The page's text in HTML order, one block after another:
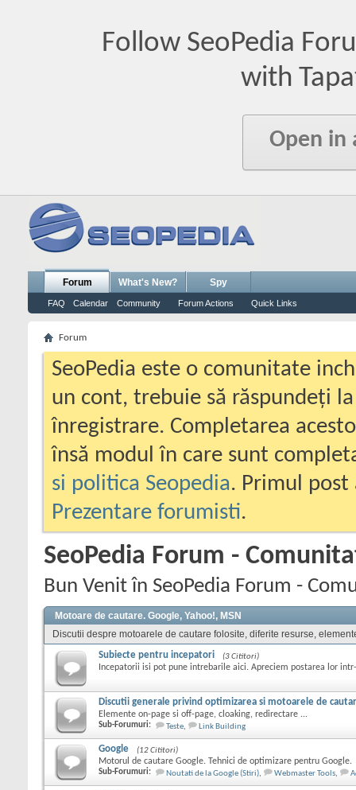
Follow SeoPedia
with
Open in
Forum
FAQ Calendar Community Forum Actions Quick Links
What's New? Spy
Forum
SeoPedia este o comunitate
un cont, trebuie să răspundeți
înregistrare. Completarea
însă modul în care sunt
si politica Seopedia. Primul
Prezentare forumisti.
SeoPedia Forum -
Bun Venit în SeoPedia Forum -
Motoare de cautare. Google, Yahoo!, MSN
Discutii despre motoarele de cautare folosite, diferite resurse,
Subiecte pentru incepatori (3 Cititori)
Incepatorii isi pot pune intrebarile aici. Apreciem postarea lor
Discutii generale privind optimizarea si motoarele de
Elemente on-page si off-page, cloaking, redirectare ...
Sub-Forumuri: Teste, Link Building
Google (12 Cititori)
Motorul de cautare Google. Tehnici de optimizare pentru Google.
Sub-Forumuri: Noutati de la Google (Stiri), Webmaster Tools,